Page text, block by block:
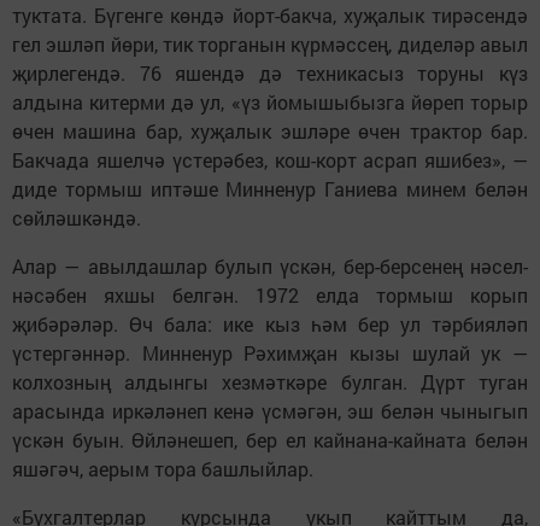
туктата. Бүгенге көндә йорт-бакча, хуҗалык тирәсендә
гел эшләп йөри, тик торганын күрмәссең, диделәр авыл
җирлегендә. 76 яшендә дә техникасыз торуны күз
алдына китерми дә ул, «үз йомышыбызга йөреп торыр
өчен машина бар, хуҗалык эшләре өчен трактор бар.
Бакчада яшелчә үстерәбез, кош-корт асрап яшибез», —
диде тормыш иптәше Минненур Ганиева минем белән
сөйләшкәндә.
Алар — авылдашлар булып үскән, бер-берсенең нәсел-
нәсәбен яхшы белгән. 1972 елда тормыш корып
җибәрәләр. Өч бала: ике кыз һәм бер ул тәрбияләп
үстергәннәр. Минненур Рәхимҗан кызы шулай ук —
колхозның алдынгы хезмәткәре булган. Дүрт туган
арасында иркәләнеп кенә үсмәгән, эш белән чыныгып
үскән буын. Өйләнешеп, бер ел кайнана-кайната белән
яшәгәч, аерым тора башлыйлар.
«Бухгалтерлар курсында укып кайттым да,